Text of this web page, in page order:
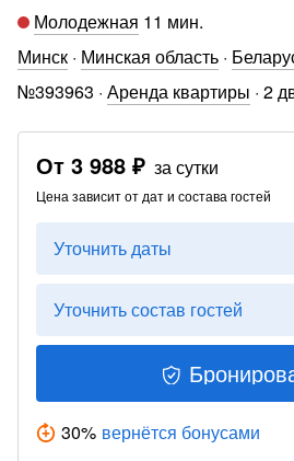
Молодежная 11 мин.
Минск · Минская область ·
№393963 · Аренда квартиры · 2
От 3 988 ₽ за сутки
Цена зависит от дат и состава гостей
Уточнить даты
Уточнить состав гостей
30% вернётся бонусами